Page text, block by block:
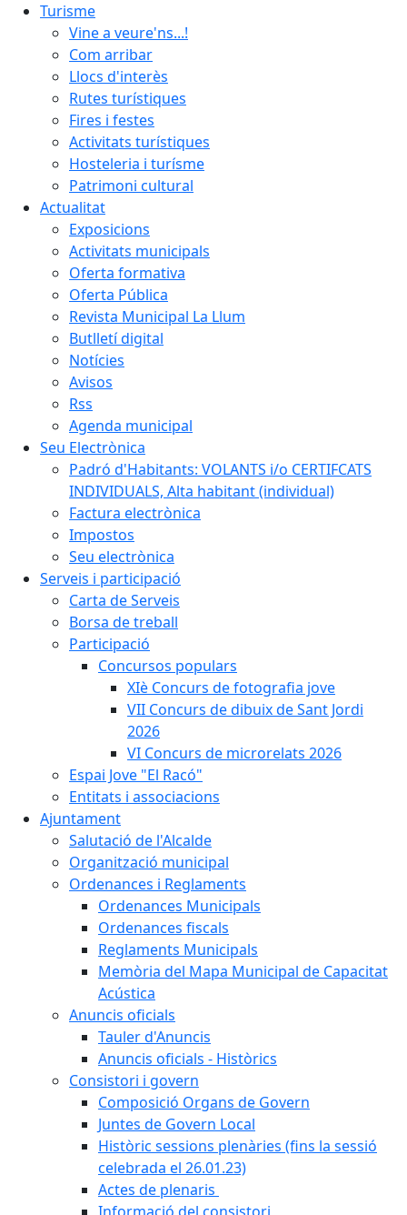
Turisme
Vine a veure'ns...!
Com arribar
Llocs d'interès
Rutes turístiques
Fires i festes
Activitats turístiques
Hosteleria i turísme
Patrimoni cultural
Actualitat
Exposicions
Activitats municipals
Oferta formativa
Oferta Pública
Revista Municipal La Llum
Butlletí digital
Notícies
Avisos
Rss
Agenda municipal
Seu Electrònica
Padró d'Habitants: VOLANTS i/o CERTIFCATS
INDIVIDUALS, Alta habitant (individual)
Factura electrònica
Impostos
Seu electrònica
Serveis i participació
Carta de Serveis
Borsa de treball
Participació
Concursos populars
XIè Concurs de fotografia jove
VII Concurs de dibuix de Sant Jordi
2026
VI Concurs de microrelats 2026
Espai Jove "El Racó"
Entitats i associacions
Ajuntament
Salutació de l'Alcalde
Organització municipal
Ordenances i Reglaments
Ordenances Municipals
Ordenances fiscals
Reglaments Municipals
Memòria del Mapa Municipal de Capacitat
Acústica
Anuncis oficials
Tauler d'Anuncis
Anuncis oficials - Històrics
Consistori i govern
Composició Organs de Govern
Juntes de Govern Local
Històric sessions plenàries (fins la sessió
celebrada el 26.01.23)
Actes de plenaris